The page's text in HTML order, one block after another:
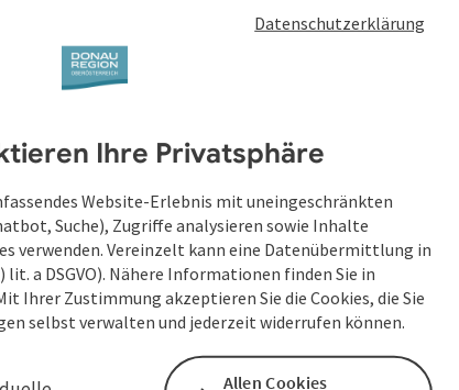
Datenschutzerklärung
Ihre Privatsphäre
Website-Erlebnis mit uneingeschränkten
Suche), Zugriffe analysieren sowie Inhalte
verwenden. Vereinzelt kann eine Datenübermittlung in
a DSGVO). Nähere Informationen finden Sie in
Ihrer Zustimmung akzeptieren Sie die Cookies, die Sie
selbst verwalten und jederzeit widerrufen können.
Allen Cookies